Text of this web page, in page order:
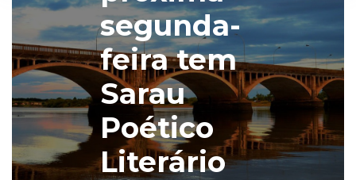
segunda-
feira tem
Sarau
Poético
Literário